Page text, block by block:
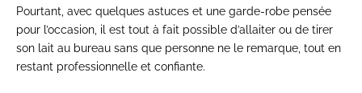
Pourtant, avec quelques astuces et une garde-robe pensée
pour l’occasion, il est tout à fait possible d’allaiter ou de tirer
son lait au bureau sans que personne ne le remarque , tout en
restant professionnelle et confiante.